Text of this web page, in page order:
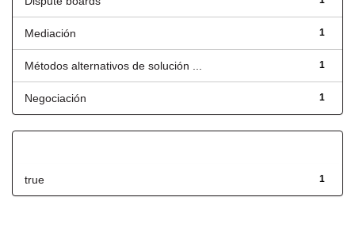
1
Mediación
1
Métodos alternativos de solución ...
1
Negociación
1
true